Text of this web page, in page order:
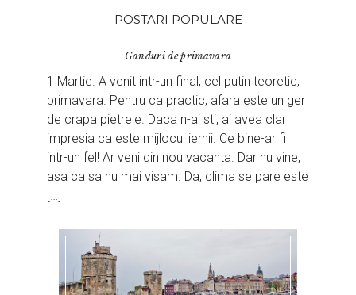
POSTARI POPULARE
Ganduri de primavara
1 Martie. A venit intr-un final, cel putin teoretic,
primavara. Pentru ca practic, afara este un ger
de crapa pietrele. Daca n-ai sti, ai avea clar
impresia ca este mijlocul iernii. Ce bine-ar fi
intr-un fel! Ar veni din nou vacanta. Dar nu vine,
asa ca sa nu mai visam. Da, clima se pare este
[…]